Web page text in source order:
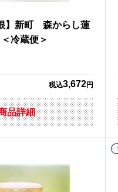
】新町 森からし蓮
冷蔵便＞
税込3,672円
品詳細